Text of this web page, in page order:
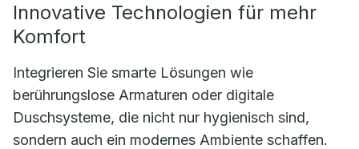
Innovative Technologien für mehr
Komfort
Integrieren Sie smarte Lösungen wie
berührungslose Armaturen oder digitale
Duschsysteme, die nicht nur hygienisch sind,
sondern auch ein modernes Ambiente schaffen.